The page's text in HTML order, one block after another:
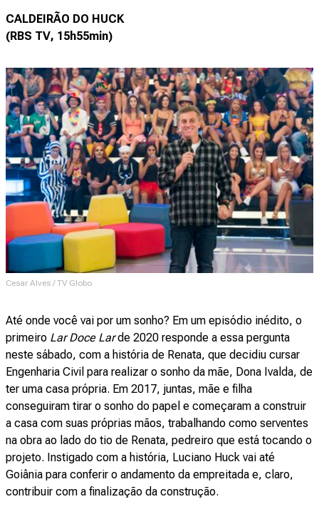
CALDEIRÃO DO HUCK
(RBS TV, 15h55min)
Cesar Alves / TV Globo
Até onde você vai por um sonho? Em um episódio inédito, o
primeiro Lar Doce Larde 2020 responde a essa pergunta
neste sábado, com a história de Renata, que decidiu cursar
Engenharia Civil para realizar o sonho da mãe, Dona Ivalda, de
ter uma casa própria. Em 2017, juntas, mãe e filha
conseguiram tirar o sonho do papel e começaram a construir
a casa com suas próprias mãos, trabalhando como serventes
na obra ao lado do tio de Renata, pedreiro que está tocando o
projeto. Instigado com a história, Luciano Huck vai até
Goiânia para conferir o andamento da empreitada e, claro,
contribuir com a finalização da construção.